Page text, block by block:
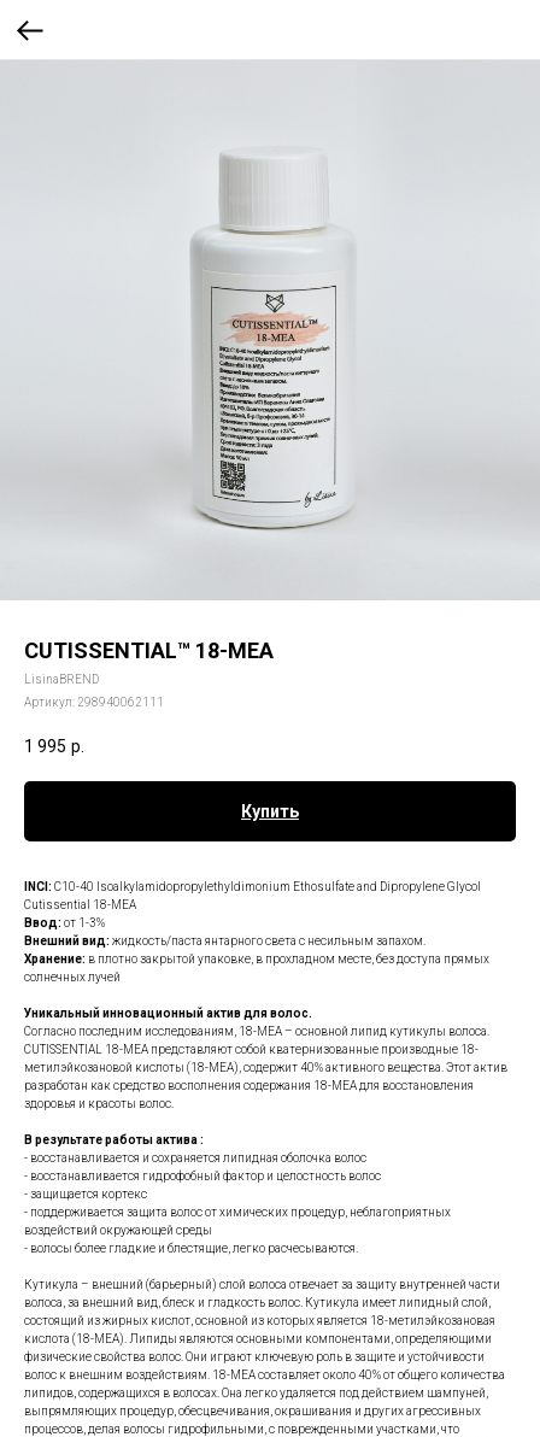
CUTISSENTIAL™ 18-MEA
LisinaBREND
Артикул: 298940062111
1 995 р.
Купить
INCI: C10-40 Isoalkylamidopropylethyldimonium Ethosulfate and Dipropylene Glycol
Cutissential 18-MEA
Ввод: от 1-3%
Внешний вид: жидкость/паста янтарного света с несильным запахом.
Хранение: в плотно закрытой упаковке, в прохладном месте, без доступа прямых
солнечных лучей
Уникальный инновационный актив для волос.
Согласно последним исследованиям, 18-MEA – основной липид кутикулы волоса.
CUTISSENTIAL 18-MEA представляют собой кватернизованные производные 18-
метилэйкозановой кислоты (18-MEA), содержит 40% активного вещества. Этот актив
разработан как средство восполнения содержания 18-МEA для восстановления
здоровья и красоты волос.
В результате работы актива :
- восстанавливается и сохраняется липидная оболочка волос
- восстанавливается гидрофобный фактор и целостность волос
- защищается кортекс
- поддерживается защита волос от химических процедур, неблагоприятных
воздействий окружающей среды
- волосы более гладкие и блестящие, легко расчесываются.
Кутикула – внешний (барьерный) слой волоса отвечает за защиту внутренней части
волоса, за внешний вид, блеск и гладкость волос. Кутикула имеет липидный слой,
состоящий из жирных кислот, основной из которых является 18-метилэйкозановая
кислота (18-MEA). Липиды являются основными компонентами, определяющими
физические свойства волос. Они играют ключевую роль в защите и устойчивости
волос к внешним воздействиям. 18-MEA составляет около 40% от общего количества
липидов, содержащихся в волосах. Она легко удаляется под действием шампуней,
выпрямляющих процедур, обесцвечивания, окрашивания и других агрессивных
процессов, делая волосы гидрофильными, с поврежденными участками, что